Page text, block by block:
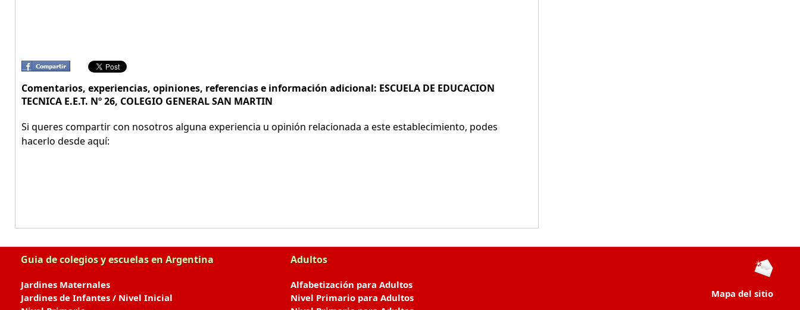
Comentarios, experiencias, opiniones, referencias e información adicional: ESCUELA DE EDUCACION
TECNICA E.E.T. Nº 26, COLEGIO GENERAL SAN MARTIN
Si queres compartir con nosotros alguna experiencia u opinión relacionada a este establecimiento, podes
hacerlo desde aquí:
Guia de colegios y escuelas en Argentina
Jardines Maternales
Jardines de Infantes / Nivel Inicial
Adultos
Alfabetización para Adultos
Nivel Primario para Adultos
Mapa del sitio